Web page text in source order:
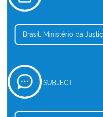
Brasil. Ministério da
SUBJECT